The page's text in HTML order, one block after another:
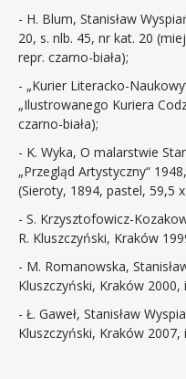
- H. Blum, Stanisław
20, s. nlb. 45, nr kat. 20
repr. czarno-biała);
- „Kurier Literacko-
„Ilustrowanego Kuriera
czarno-biała);
- K. Wyka, O malarstwie
„Przegląd Artystyczny“
(Sieroty, 1894, pastel, 59,5
- S. Krzysztofowicz-
R. Kluszczyński, Kraków
- M. Romanowska,
Kluszczyński, Kraków
- Ł. Gaweł, Stanisław
Kluszczyński, Kraków 2007,